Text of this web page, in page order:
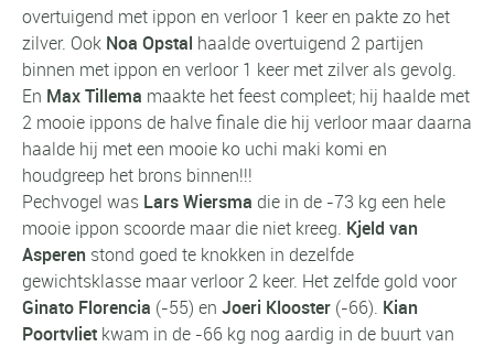
overtuigend met ippon en verloor 1 keer en pakte zo het
zilver. Ook Noa Opstal haalde overtuigend 2 partijen
binnen met ippon en verloor 1 keer met zilver als gevolg.
En Max Tillema maakte het feest compleet; hij haalde met
2 mooie ippons de halve finale die hij verloor maar daarna
haalde hij met een mooie ko uchi maki komi en
houdgreep het brons binnen!!!
Pechvogel was Lars Wiersma die in de -73 kg een hele
mooie ippon scoorde maar die niet kreeg. Kjeld van
Asperen stond goed te knokken in dezelfde
gewichtsklasse maar verloor 2 keer. Het zelfde gold voor
Ginato Florencia (-55) en Joeri Klooster (-66). Kian
Poortvliet kwam in de -66 kg nog aardig in de buurt van